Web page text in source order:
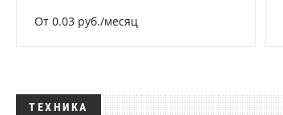
От 0.03 руб./месяц
ТЕХНИКА